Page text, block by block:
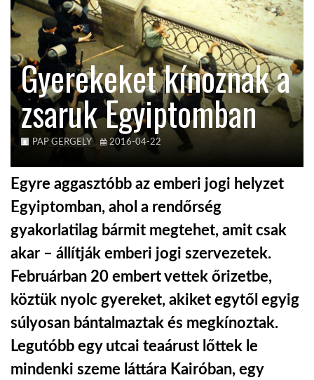
KÖZEL-KELET
AUSZTRÁLIA
A VILÁG ITTHON
GLOBOTV BP
HÍR3D
TROPICALMAGAZIN
GLOBOTV
Gyerekeket kínoznak a
zsaruk Egyiptomban
PAP GERGELY 2016-04-22
Egyre aggasztóbb az emberi jogi helyzet
Egyiptomban, ahol a rendőrség
gyakorlatilag bármit megtehet, amit csak
akar – állítják emberi jogi szervezetek.
Februárban 20 embert vettek őrizetbe,
köztük nyolc gyereket, akiket egytől egyig
súlyosan bántalmaztak és megkínoztak.
Legutóbb egy utcai teaárust lőttek le
mindenki szeme láttára Kairóban, egy